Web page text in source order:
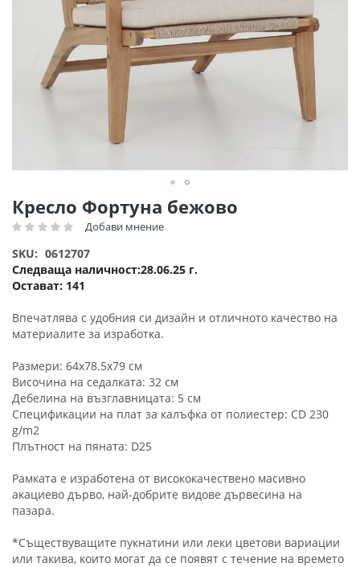
Кресло Фортуна бежово
Рейтинг: Добави мнение
Остават: 141
SKU
0612707
Следваща наличност 28.06.25 г.
Впечатлява с удобния си дизайн и отличното качество на
материалите за изработка.
Размери: 64x78.5x79 см
Височина на седалката: 32 см
Дебелина на възглавницата: 5 см
Спецификации на плат за калъфка от полиестер: CD 230
g/m2
Плътност на пяната: D25
Рамката е изработена от висококачествено масивно
акациево дърво, най-добрите видове дървесина на
пазара.
*Съществуващите пукнатини или леки цветови вариации
или такива, които могат да се появят с течение на времето
Преминете
към
началото
на
галерия
със